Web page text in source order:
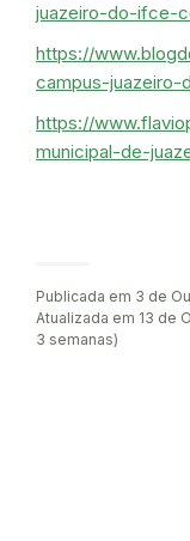
juazeiro-do-ifce-
https://
campus-juazeiro-
https://
municipal-de-
Publicada em 3 de
Atualizada em 13 de
3 semanas)